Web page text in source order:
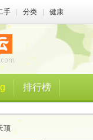
手 分类 健康
排行榜
顶